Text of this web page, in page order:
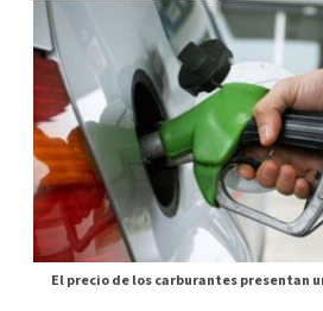
El precio de los carburantes presentan